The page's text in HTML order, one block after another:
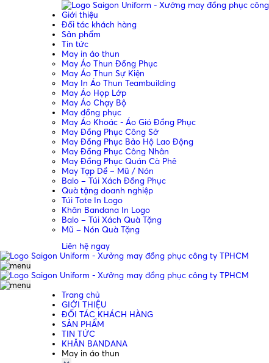
Giới thiệu
Đối tác khách hàng
Sản phẩm
Tin tức
May in áo thun
May Áo Thun Đồng Phục
May Áo Thun Sự Kiện
May In Áo Thun Teambuilding
May Áo Họp Lớp
May Áo Chạy Bộ
May đồng phục
May Áo Khoác - Áo Gió Đồng Phục
May Đồng Phục Công Sở
May Đồng Phục Bảo Hộ Lao Động
May Đồng Phục Công Nhân
May Đồng Phục Quán Cà Phê
May Tạp Dề – Mũ / Nón
Balo – Túi Xách Đồng Phục
Quà tặng doanh nghiệp
Túi Tote In Logo
Khăn Bandana In Logo
Balo – Túi Xách Quà Tặng
Mũ – Nón Quà Tặng
Liên hệ ngay
Trang chủ
GIỚI THIỆU
ĐỐI TÁC KHÁCH HÀNG
SẢN PHẨM
TIN TỨC
KHĂN BANDANA
May in áo thun